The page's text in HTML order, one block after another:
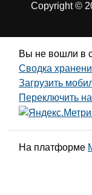
Copyright ©
Вы не вошли в
Сводка
Загрузить
Переключить
На платформе